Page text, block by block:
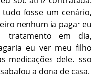
fosse um cenário,
nenhum ia pagar eu
em dia,
eu ver meu filho
medicações dele. Isso
a dona de casa.